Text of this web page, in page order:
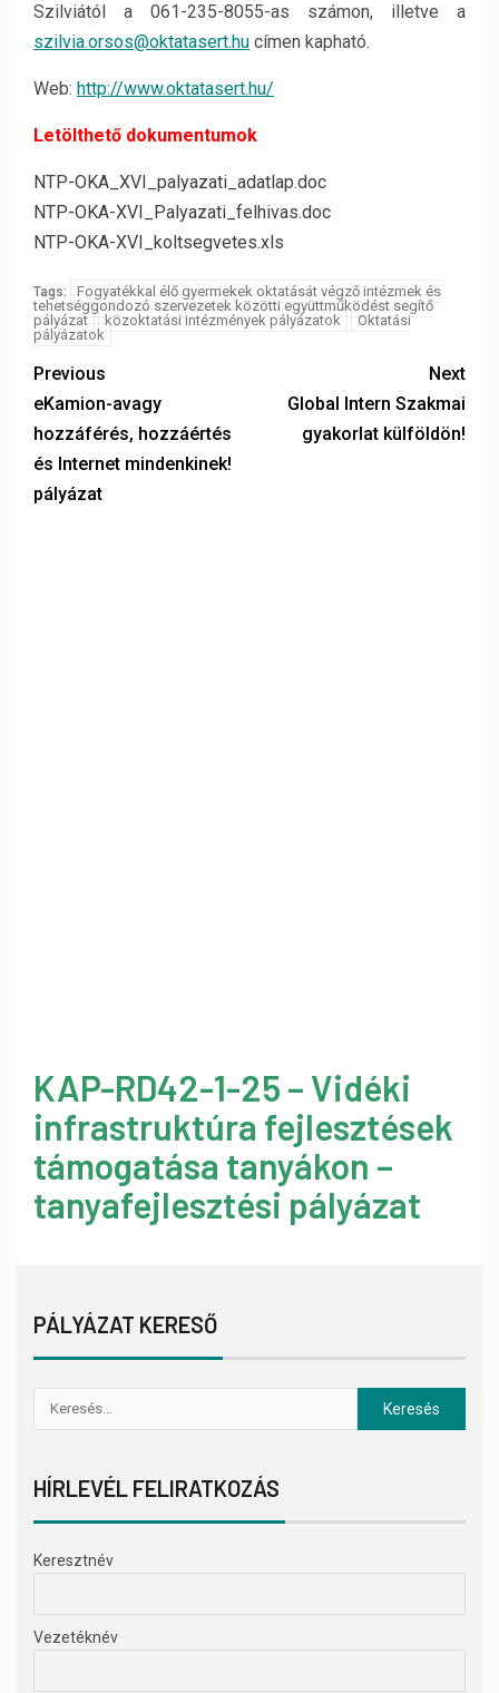
Szilviától a 061-235-8055-as számon, illetve a
szilvia.orsos@oktatasert.hu címen kapható.
Web: http://www.oktatasert.hu/
Letölthető dokumentumok
NTP-OKA_XVI_palyazati_adatlap.doc
NTP-OKA-XVI_Palyazati_felhivas.doc
NTP-OKA-XVI_koltsegvetes.xls
Tags:
Fogyatékkal élő gyermekek oktatását végző intézmek és
tehetséggondozó szervezetek közötti együttműködést segítő
pályázat
közoktatási intézmények pályázatok
Oktatási
pályázatok
Previous
eKamion-avagy
hozzáférés, hozzáértés
és Internet mindenkinek!
pályázat
Next
Global Intern Szakmai
gyakorlat külföldön!
KAP-RD42-1-25 – Vidéki
infrastruktúra fejlesztések
támogatása tanyákon –
tanyafejlesztési pályázat
PÁLYÁZAT KERESŐ
HÍRLEVÉL FELIRATKOZÁS
Keresztnév
Vezetéknév